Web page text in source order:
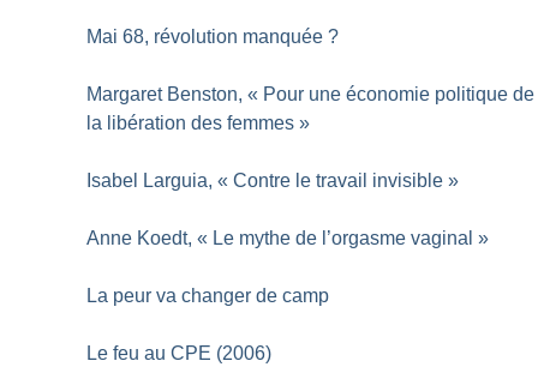
Mai 68, révolution manquée ?
Margaret Benston, « Pour une économie politique de
la libération des femmes »
Isabel Larguia, « Contre le travail invisible »
Anne Koedt, « Le mythe de l’orgasme vaginal »
La peur va changer de camp
Le feu au CPE (2006)